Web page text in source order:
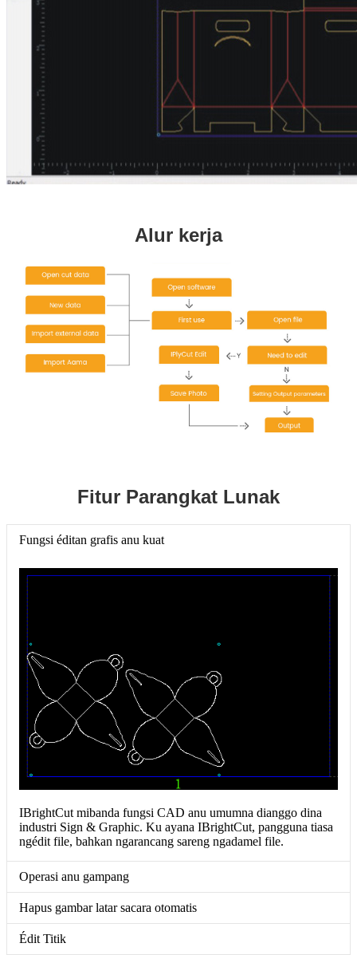
Alur kerja
Fitur Parangkat Lunak
Fungsi éditan grafis anu kuat
IBrightCut mibanda fungsi CAD anu umumna dianggo dina
industri Sign & Graphic. Ku ayana IBrightCut, pangguna tiasa
ngédit file, bahkan ngarancang sareng ngadamel file.
Operasi anu gampang
Hapus gambar latar sacara otomatis
Édit Titik